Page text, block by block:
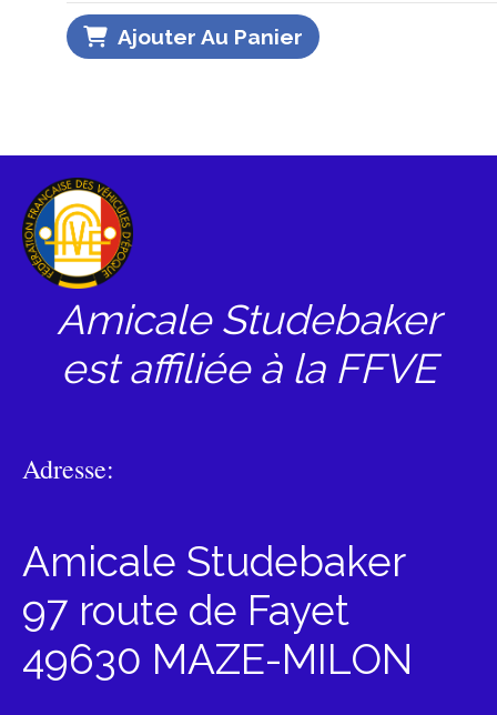
Ajouter Au Panier
Amicale Studebaker
est affiliée à la FFVE
Adresse:
Amicale Studebaker
97 route de Fayet
49630 MAZE-MILON